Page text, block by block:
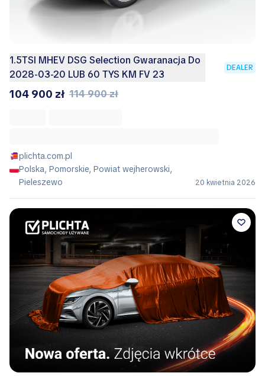
1.5TSI MHEV DSG Selection Gwaranacja Do
2028-03-20 LUB 60 TYS KM FV 23
DEALER
104 900 zł 114 900 zł
plichta.com.pl
Polska, Pomorskie, Powiat wejherowski,
Pieleszewo
20 kwietnia 2026